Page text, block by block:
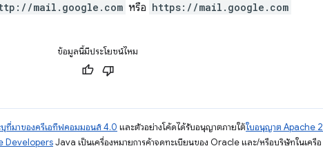
mail.google.com หรือ https://mail.google.com
ข้อมูลนี้มีประโยชน์ไหม
ที่มาของครีเอทีฟคอมมอนส์ 4.0 และตัวอย่างโค้ดได้รับอนุญาตภายใต้ใบอนุญาต Apache
DevelopersJava เป็นเครื่องหมายการค้าจดทะเบียนของ Oracle และ/หรือบริษัทในเครือ